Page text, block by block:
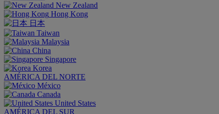
New Zealand
Hong Kong
日本
Taiwan
Malaysia
China
Singapore
Korea
AMÉRICA DEL NORTE
México
Canada
United States
AMÉRICA DEL SUR